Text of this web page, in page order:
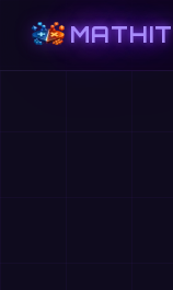
MATHIT